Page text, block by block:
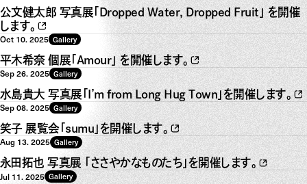
公文健太郎 写真展「Dropped Water, Dropped Fruit」 を開催
します。
Oct 10. 2025 Gallery
平木希奈 個展「Amour」 を開催します。
Sep 26. 2025 Gallery
水島貴大 写真展「I’m from Long Hug Town」を開催します。
Sep 08. 2025 Gallery
笑子 展覧会「sumu」を開催します。
Aug 13. 2025 Gallery
永田拓也 写真展 「ささやかなものたち」を開催します。
Jul 11. 2025 Gallery